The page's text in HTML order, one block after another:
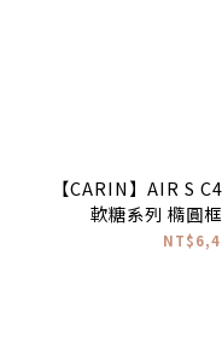
【CARIN】AIR S
軟糖系列 橢圓